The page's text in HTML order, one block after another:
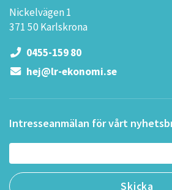
Nickelvägen 1
371 50 Karlskrona
0455-159 80
hej@lr-ekonomi.se
Intresseanmälan för vårt